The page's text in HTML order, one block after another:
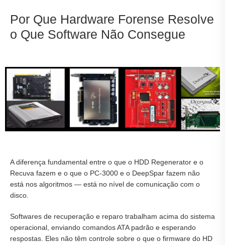
Por Que Hardware Forense Resolve
o Que Software Não Consegue
A diferença fundamental entre o que o HDD Regenerator e o
Recuva fazem e o que o PC-3000 e o DeepSpar fazem não
está nos algoritmos — está no nível de comunicação com o
disco.
Softwares de recuperação e reparo trabalham acima do sistema
operacional, enviando comandos ATA padrão e esperando
respostas. Eles não têm controle sobre o que o firmware do HD